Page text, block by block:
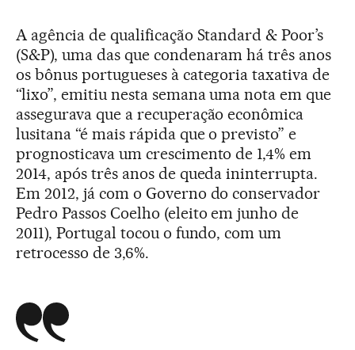
A agência de qualificação Standard & Poor’s
(S&P), uma das que condenaram há três anos
os bônus portugueses à categoria taxativa de
“lixo”, emitiu nesta semana uma nota em que
assegurava que a recuperação econômica
lusitana “é mais rápida que o previsto” e
prognosticava um crescimento de 1,4% em
2014, após três anos de queda ininterrupta.
Em 2012, já com o Governo do conservador
Pedro Passos Coelho (eleito em junho de
2011), Portugal tocou o fundo, com um
retrocesso de 3,6%.